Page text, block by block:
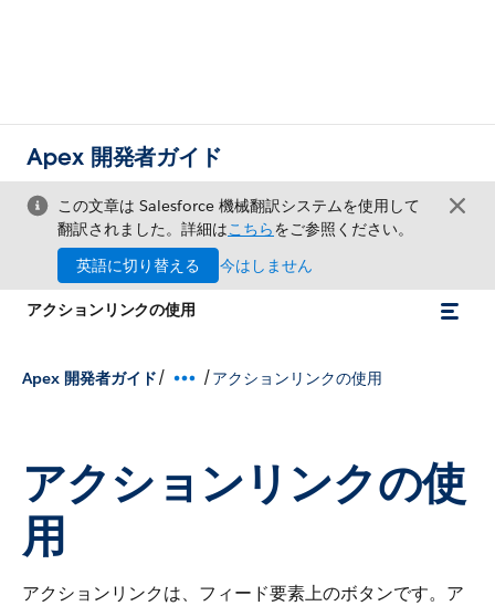
Apex 開発者ガイド
この文章は Salesforce 機械翻訳システムを使用して
翻訳されました。詳細はこちらをご参照ください。
英語に切り替える
今はしません
アクションリンクの使用
Apex 開発者ガイド/ /アクションリンクの使用
アクションリンクの使
用
アクションリンクは、フィード要素上のボタンです。ア